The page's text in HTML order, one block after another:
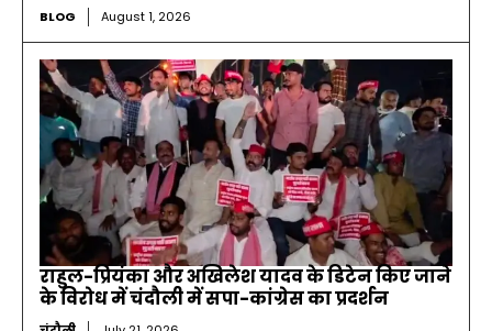
BLOG August 1, 2026
राहुल-प्रियंका और अखिलेश यादव के डिटेन किए जाने
के विरोध में चंदौली में सपा-कांग्रेस का प्रदर्शन